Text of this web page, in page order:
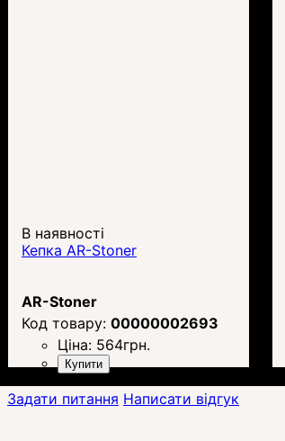
В наявності
Кепка AR-Stoner
AR-Stoner
00000002693
Ціна: 564грн.
Купити
Задати питання Написати відгук